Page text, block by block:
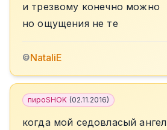
и трезвому конечно можно
но ощущения не те
©NataliE
пироSHOK (02.11.2016)
когда мой седовласый ангел